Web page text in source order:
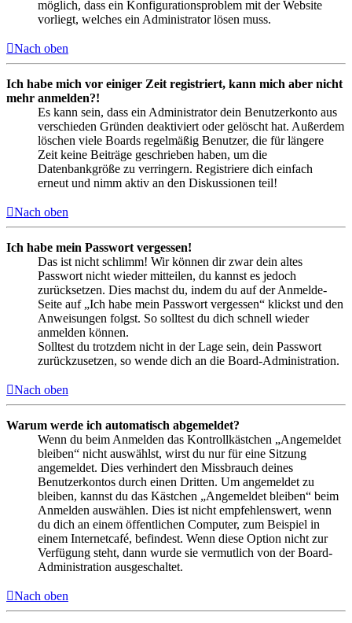
möglich, dass ein Konfigurationsproblem mit der Website
vorliegt, welches ein Administrator lösen muss.
Nach oben
Ich habe mich vor einiger Zeit registriert, kann mich aber nicht
mehr anmelden?!
Es kann sein, dass ein Administrator dein Benutzerkonto aus
verschieden Gründen deaktiviert oder gelöscht hat. Außerdem
löschen viele Boards regelmäßig Benutzer, die für längere
Zeit keine Beiträge geschrieben haben, um die
Datenbankgröße zu verringern. Registriere dich einfach
erneut und nimm aktiv an den Diskussionen teil!
Nach oben
Ich habe mein Passwort vergessen!
Das ist nicht schlimm! Wir können dir zwar dein altes
Passwort nicht wieder mitteilen, du kannst es jedoch
zurücksetzen. Dies machst du, indem du auf der Anmelde-
Seite auf „Ich habe mein Passwort vergessen“ klickst und den
Anweisungen folgst. So solltest du dich schnell wieder
anmelden können.
Solltest du trotzdem nicht in der Lage sein, dein Passwort
zurückzusetzen, so wende dich an die Board-Administration.
Nach oben
Warum werde ich automatisch abgemeldet?
Wenn du beim Anmelden das Kontrollkästchen „Angemeldet
bleiben“ nicht auswählst, wirst du nur für eine Sitzung
angemeldet. Dies verhindert den Missbrauch deines
Benutzerkontos durch einen Dritten. Um angemeldet zu
bleiben, kannst du das Kästchen „Angemeldet bleiben“ beim
Anmelden auswählen. Dies ist nicht empfehlenswert, wenn
du dich an einem öffentlichen Computer, zum Beispiel in
einem Internetcafé, befindest. Wenn diese Option nicht zur
Verfügung steht, dann wurde sie vermutlich von der Board-
Administration ausgeschaltet.
Nach oben